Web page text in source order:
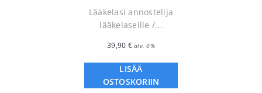
Lääkelasi annostelija
lääkelaseille /...
39,90 € alv. 0%
LISÄÄ
OSTOSKORIIN